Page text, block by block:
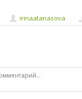
irinaatanasova